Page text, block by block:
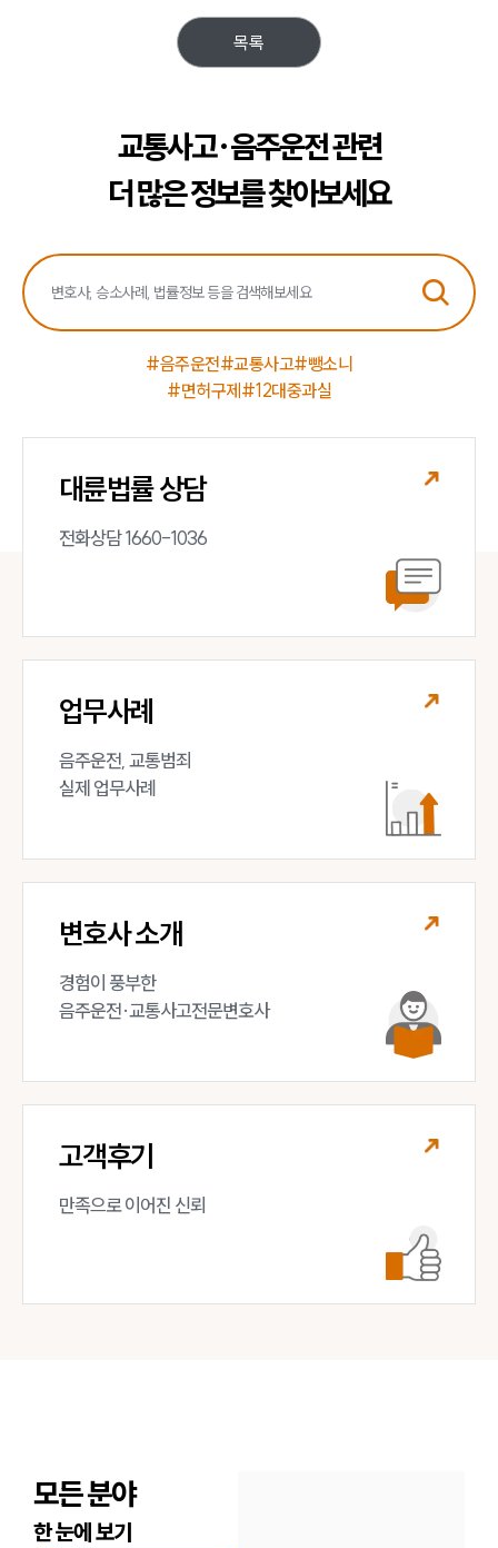
목록
교통사고·음주운전 관련
더 많은 정보를 찾아보세요
#음주운전#교통사고#뺑소니
#면허구제 #12대중과실
대륜법률 상담
전화상담 1660-1036
업무사례
음주운전, 교통범죄
실제 업무사례
변호사 소개
경험이 풍부한
음주운전·교통사고전문변호사
고객후기
만족으로 이어진 신뢰
모든 분야
한 눈에 보기